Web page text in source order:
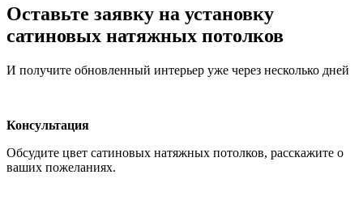
Оставьте заявку на установку
сатиновых натяжных потолков
И получите обновленный интерьер уже через несколько дней
Консультация
Обсудите цвет сатиновых натяжных потолков, расскажите о
ваших пожеланиях.